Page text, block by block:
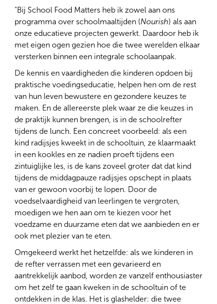
"Bij School Food Matters heb ik zowel aan ons
programma over schoolmaaltijden (Nourish) als aan
onze educatieve projecten gewerkt. Daardoor heb ik
met eigen ogen gezien hoe die twee werelden elkaar
versterken binnen een integrale schoolaanpak.
De kennis en vaardigheden die kinderen opdoen bij
praktische voedingseducatie, helpen hen om de rest
van hun leven bewustere en gezondere keuzes te
maken. En de allereerste plek waar ze die keuzes in
de praktijk kunnen brengen, is in de schoolrefter
tijdens de lunch. Een concreet voorbeeld: als een
kind radijsjes kweekt in de schooltuin, ze klaarmaakt
in een kookles en ze nadien proeft tijdens een
zintuiglijke les, is de kans zoveel groter dat dat kind
tijdens de middagpauze radijsjes opschept in plaats
van er gewoon voorbij te lopen. Door de
voedselvaardigheid van leerlingen te vergroten,
moedigen we hen aan om te kiezen voor het
voedzame en duurzame eten dat we aanbieden en er
ook met plezier van te eten.
Omgekeerd werkt het hetzelfde: als we kinderen in
de refter verrassen met een gevarieerd en
aantrekkelijk aanbod, worden ze vanzelf enthousiaster
om het zelf te gaan kweken in de schooltuin of te
ontdekken in de klas. Het is glashelder: die twee